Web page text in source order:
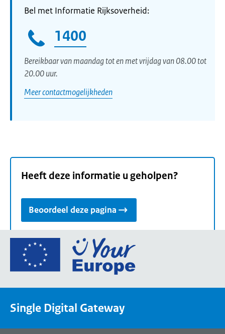
Bel met Informatie Rijksoverheid:
1400
Bereikbaar van maandag tot en met vrijdag van 08.00 tot
20.00 uur.
Meer contactmogelijkheden
Heeft deze informatie u geholpen?
Beoordeel deze pagina
Ga
de
een
Single Digital Gateway